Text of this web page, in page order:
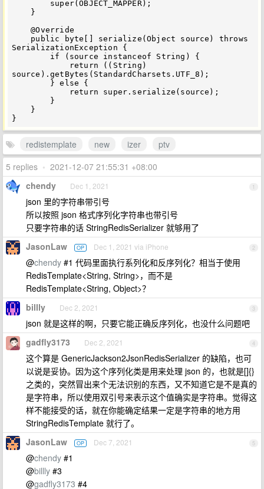
    @Override
SerializationException {
source).getBytes(StandardCharsets.UTF_8);
redistemplate new izer
ptv
5 replies • 2021-12-07 21:55:31 +08:00
1
chendy Dec 1, 2021
json 里的字符串带引号
所以按照 json 格式序列化字符串也带引号
只要字符串的话 StringRedisSerializer 就够用了
2
JasonLaw OP Dec 1, 2021 via iPhone
@chendy #1 代码里面执行系列化和反序列化？相当于使用
RedisTemplate<String, String>，而不是
RedisTemplate<String, Object>？
3
billly Dec 2, 2021
json 就是这样的啊，只要它能正确反序列化，也没什么问题吧
4
gadfly3173 Dec 2, 2021
这个算是 GenericJackson2JsonRedisSerializer 的缺陷，也可
以说是妥协。因为这个序列化类是用来处理 json 的，也就是[]{}
之类的，突然冒出来个无法识别的东西，又不知道它是不是真的
是字符串，所以使用双引号来表示这个值确实是字符串。觉得这
样不能接受的话，就在你能确定结果一定是字符串的地方用
StringRedisTemplate 就行了。
5
JasonLaw OP Dec 7, 2021
@chendy #1
@billly #3
@gadfly3173 #4